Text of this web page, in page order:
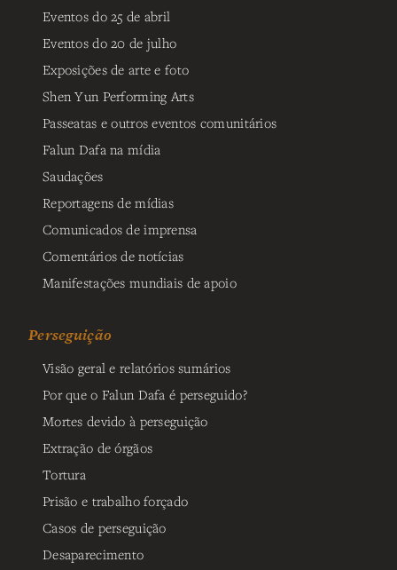
Eventos do 25 de abril
Eventos do 20 de julho
Exposições de arte e foto
Shen Yun Performing Arts
Passeatas e outros eventos comunitários
Falun Dafa na mídia
Saudações
Reportagens de mídias
Comunicados de imprensa
Comentários de notícias
Manifestações mundiais de apoio
Perseguição
Visão geral e relatórios sumários
Por que o Falun Dafa é perseguido?
Mortes devido à perseguição
Extração de órgãos
Tortura
Prisão e trabalho forçado
Casos de perseguição
Desaparecimento